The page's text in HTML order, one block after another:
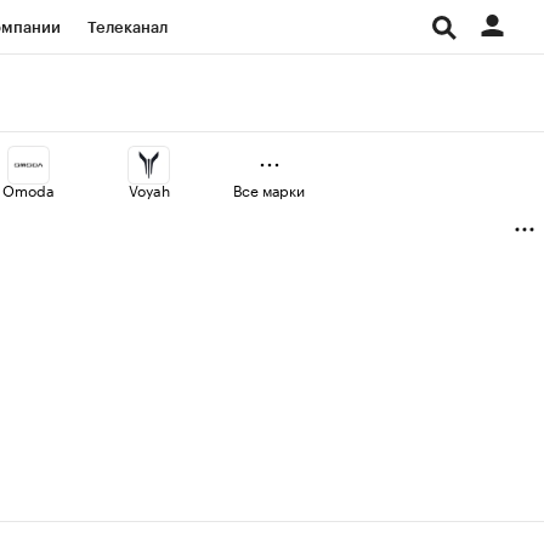
Телеканал
Проверка контрагентов
Omoda Voyah Все марки